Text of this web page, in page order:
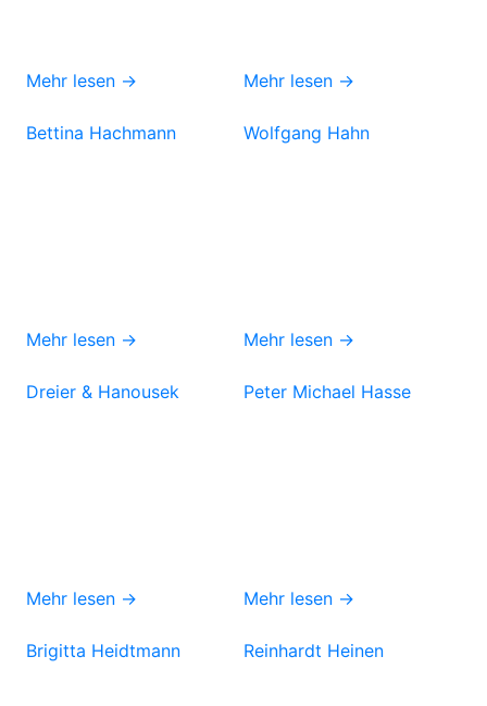
Mehr lesen → Mehr lesen →
Bettina Hachmann
Mehr lesen →
Wolfgang Hahn
Mehr lesen →
Dreier & Hanousek
Mehr lesen →
Peter Michael Hasse
Mehr lesen →
Brigitta Heidtmann Reinhardt Heinen